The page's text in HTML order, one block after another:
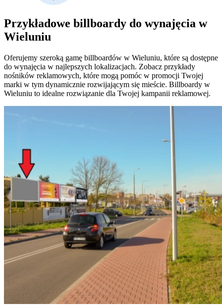
Przykładowe billboardy do wynajęcia w
Wieluniu
Oferujemy szeroką gamę billboardów w Wieluniu, które są dostępne
do wynajęcia w najlepszych lokalizacjach. Zobacz przykłady
nośników reklamowych, które mogą pomóc w promocji Twojej
marki w tym dynamicznie rozwijającym się mieście. Billboardy w
Wieluniu to idealne rozwiązanie dla Twojej kampanii reklamowej.